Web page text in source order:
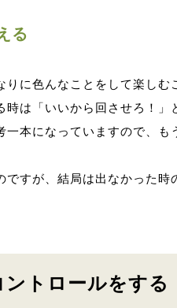
る
りに色んなことをして楽し
時は「いいから回させろ！
本になっていますので、も
すが、結局は出なかった時
トロールをする